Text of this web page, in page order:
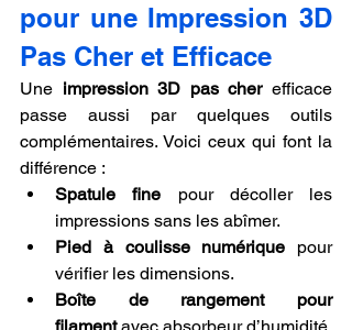
pour une Impression 3D
Pas Cher et Efficace
Une impression 3D pas cher efficace
passe aussi par quelques outils
complémentaires. Voici ceux qui font la
différence :
Spatule fine pour décoller les
impressions sans les abîmer.
Pied à coulisse numérique pour
vérifier les dimensions.
Boîte de rangement pour